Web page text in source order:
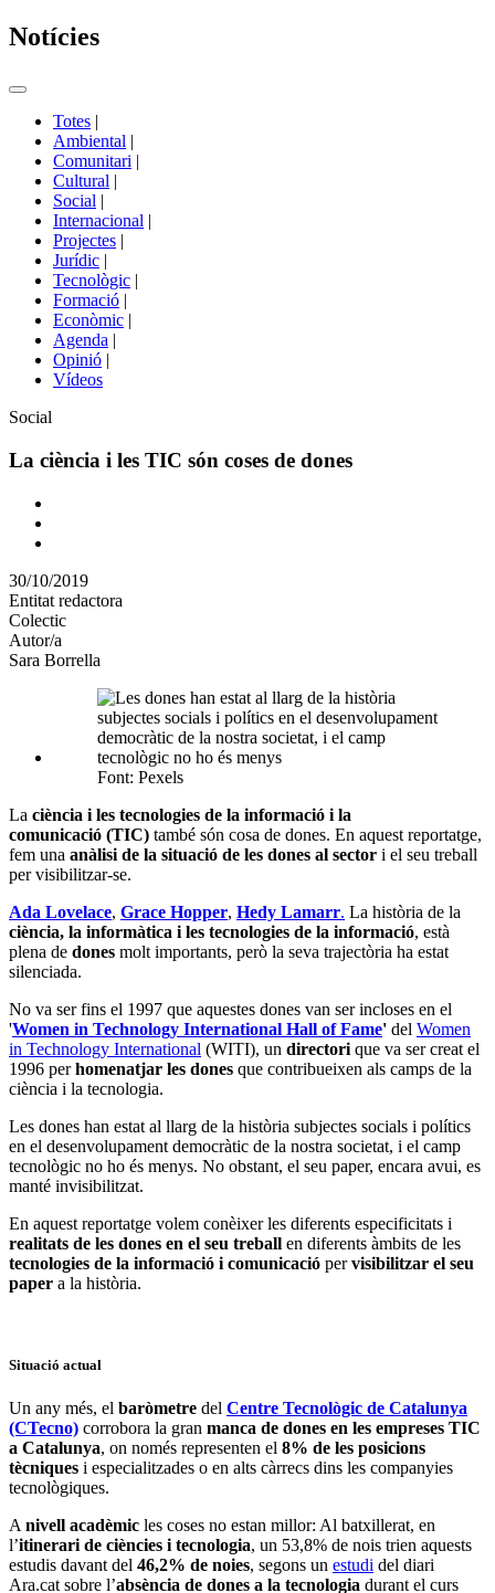
Notícies
Commutador
portals
Totes |
Ambiental |
Comunitari |
Cultural |
Social |
Internacional |
Projectes |
Jurídic |
Tecnològic |
Formació |
Econòmic |
Agenda |
Opinió |
Vídeos
Àmbit
la
Social
La ciència i les TIC són coses de dones
Comparteix
altres
xarxes
socials
30/10/2019
Entitat redactora
Colectic
Autor/a
Sara Borrella
Font: Pexels
La ciència i les tecnologies de la informació i la
comunicació (TIC) també són cosa de dones. En aquest reportatge,
fem una anàlisi de la situació de les dones al sector i el seu treball
per visibilitzar-se.
Ada Lovelace, Grace Hopper, Hedy Lamarr. La història de la
ciència, la informàtica i les tecnologies de la informació, està
plena de dones molt importants, però la seva trajectòria ha estat
silenciada.
No va ser fins el 1997 que aquestes dones van ser incloses en el
'Women in Technology International Hall of Fame' del Women
in Technology International (WITI), un directorique va ser creat el
1996 perhomenatjar les dones que contribueixen als camps de la
ciència i la tecnologia.
Les dones han estat al llarg de la història subjectes socials i polítics
en el desenvolupament democràtic de la nostra societat, i el camp
tecnològic no ho és menys. No obstant, el seu paper, encara avui, es
manté invisibilitzat.
En aquest reportatge volem conèixer les diferents especificitats i
realitats de les dones en el seu treball en diferents àmbits de les
tecnologies de la informació i comunicació pervisibilitzar el seu
paper a la història.
Situació actual
Un any més, el baròmetre del Centre Tecnològic de Catalunya
(CTecno) corrobora la gran manca de dones en les empreses TIC
a Catalunya, on només representen el 8% de les posicions
tècniques i especialitzades o en alts càrrecs dins les companyies
tecnològiques.
A nivell acadèmic les coses no estan millor: Al batxillerat, en
l’itinerari de ciències i tecnologia, un 53,8% de nois trien aquests
estudis davant del 46,2% de noies, segons un estudi del diari
Ara.cat sobre l’absència de dones a la tecnologia durant el curs